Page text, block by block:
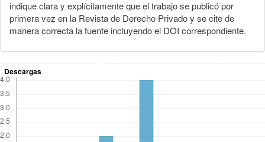
indique clara y explícitamente que el trabajo se publicó por
primera vez en la Revista de Derecho Privado y se cite de
manera correcta la fuente incluyendo el DOI correspondiente.
Descargas